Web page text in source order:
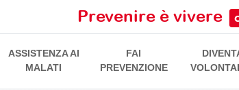
Prevenire è vivere
ASSISTENZA AI
MALATI
FAI
PREVENZIONE